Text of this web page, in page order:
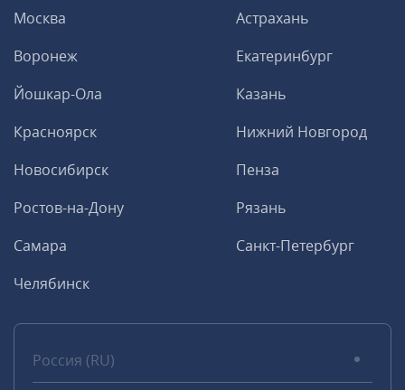
Москва
Астрахань
Воронеж
Екатеринбург
Йошкар-Ола
Казань
Красноярск
Нижний Новгород
Новосибирск
Пенза
Ростов-на-Дону
Рязань
Самара
Санкт-Петербург
Челябинск
Россия (RU)